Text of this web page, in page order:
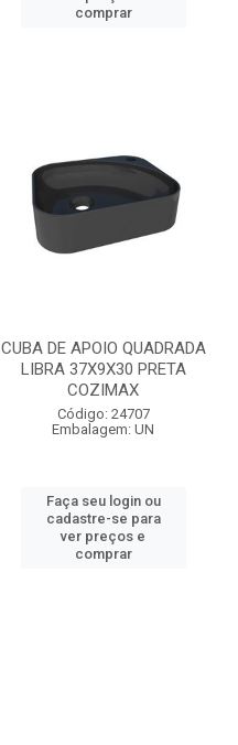
comprar
CUBA DE APOIO QUADRADA
LIBRA 37X9X30 PRETA
COZIMAX
Código: 24707
Embalagem: UN
Faça seu login ou
cadastre-se para
ver preços e
comprar